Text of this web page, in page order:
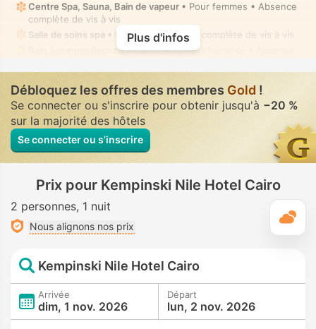
Centre Spa, Sauna, Bain de vapeur • Pour femmes • Absence
complète de vis à vis
Salle de soins spa • Privé(e) • Absence complète de vis à vis
Bain à remous/jacuzzi• Dans certaines chambres • Absence
Douchette bidet manuel
• Dans toutes chambres
Plus d'infos
Débloquez les offres des membres Gold !
Se connecter ou s'inscrire pour obtenir jusqu'à −20 %
sur la majorité des hôtels
Se connecter ou s’inscrire
Prix pour Kempinski Nile Hotel Cairo
2 personnes 1 nuit
Nous alignons nos prix
Kempinski Nile Hotel Cairo
Arrivée
dim, 1 nov. 2026
Départ
lun, 2 nov. 2026